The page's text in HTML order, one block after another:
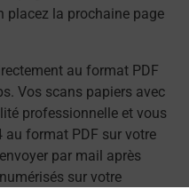
placez la prochaine page
au format PDF
Vos scans papiers avec
professionnelle et vous
au format PDF sur votre
par mail après
sur votre